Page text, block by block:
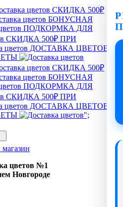
СКИДКА 500₽
БОНУСНАЯ
ПОДКОРМКА ДЛЯ
СКИДКА 500₽ ПРИ
ДОСТАВКА ЦВЕТОВ
СКИДКА 500₽
БОНУСНАЯ
ПОДКОРМКА ДЛЯ
СКИДКА 500₽ ПРИ
ДОСТАВКА ЦВЕТОВ
";
цветов №1
Новгороде